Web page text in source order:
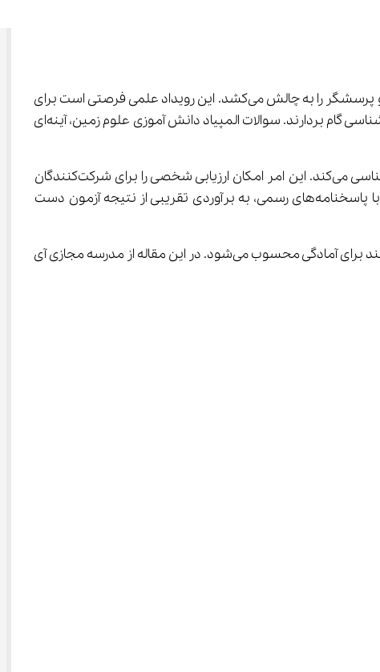
جایگاهی ویژه دارد که هر ساله ذهن‌های خلاق و پرسشگر را به چالش می‌کشد. این رویداد علمی فرصتی است برای
علاقه‌مندان به رازهای زمین تا استعدادهای خود را محک بزنند و در مسیر شناخت عمیق‌تر دنیای پیچیده و شگفت‌انگیز زمین‌شناسی گام بردارند. سوالات المپیاد دانش آموزی علوم زمین، آینه‌ای
باشگاه دانش پژوهان جوان هر سال پس از برگزاری آزمون‌های المپیاد، اقدام به انتشار سوالات تمامی رشته‌ها از جمله زمین‌شناسی می‌کند. این امر امکان ارزیابی شخصی را برای شرکت‌کنندگان
فراهم می‌آورد. دانش‌آموزانی که در مراحل اول و دوم المپیاد زمین‌شناسی شرکت کرده‌اند، می‌توانند با مقایسه پاسخ‌های خود با پاسخنامه‌های رسمی، به برآوردی تقریبی از نتیجه آزمون دست
برای دانش‌آموزانی که قصد شرکت در المپیاد زمین‌شناسی سال آینده را دارند، دسترسی به سوالات سال‌های گذشته منبعی ارزشمند برای آمادگی محسوب می‌شود. در این مقاله از مدرسه مجازی آی